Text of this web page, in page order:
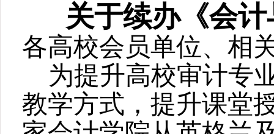
关于续办《会
各高校会员单位、相
为提升高校审计专
教学方式，提升课堂